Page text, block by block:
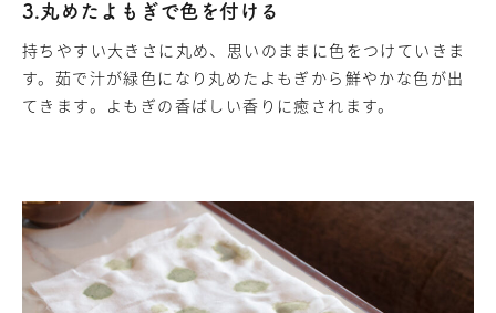
3.丸めたよもぎで色を付ける
持ちやすい大きさに丸め、思いのままに色をつけていきま
す。茹で汁が緑色になり丸めたよもぎから鮮やかな色が出
てきます。よもぎの香ばしい香りに癒されます。